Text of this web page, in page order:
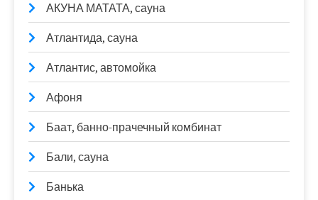
АКУНА МАТАТА, сауна
Атлантида, сауна
Атлантис, автомойка
Афоня
Баат, банно-прачечный комбинат
Бали, сауна
Банька